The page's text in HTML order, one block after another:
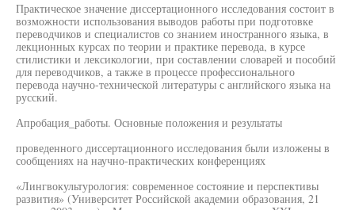
Практическое значение диссертационного исследования состоит в
возможности использования выводов работы при подготовке
переводчиков и специалистов со знанием иностранного языка, в
лекционных курсах по теории и практике перевода, в курсе
стилистики и лексикологии, при составлении словарей и пособий
для переводчиков, а также в процессе профессионального
перевода научно-технической литературы с английского языка на
русский.
Апробация_работы. Основные положения и результаты
проведенного диссертационного исследования были изложены в
сообщениях на научно-практических конференциях
«Лингвокультурология: современное состояние и перспективы
развития» (Университет Российской академии образования, 21